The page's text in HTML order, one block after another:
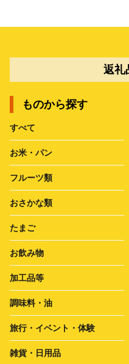
返礼
ものから探す
すべて
お米・パン
フルーツ類
おさかな類
たまご
お飲み物
加工品等
調味料・油
旅行・イベント・体験
雑貨・日用品